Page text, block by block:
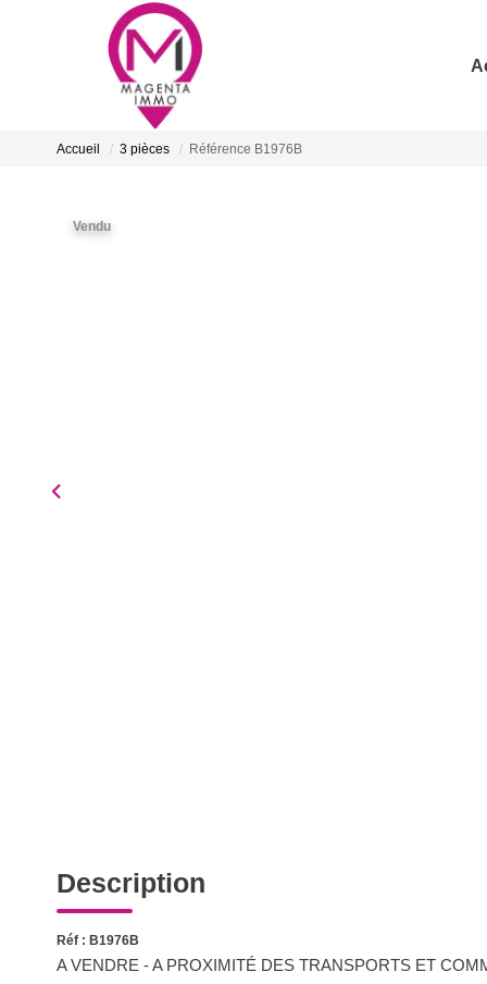
Accueil 3 pièces Référence B1976B
Vendu
Description
Réf : B1976B
A VENDRE - A PROXIMITÉ DES TRANSPORTS ET